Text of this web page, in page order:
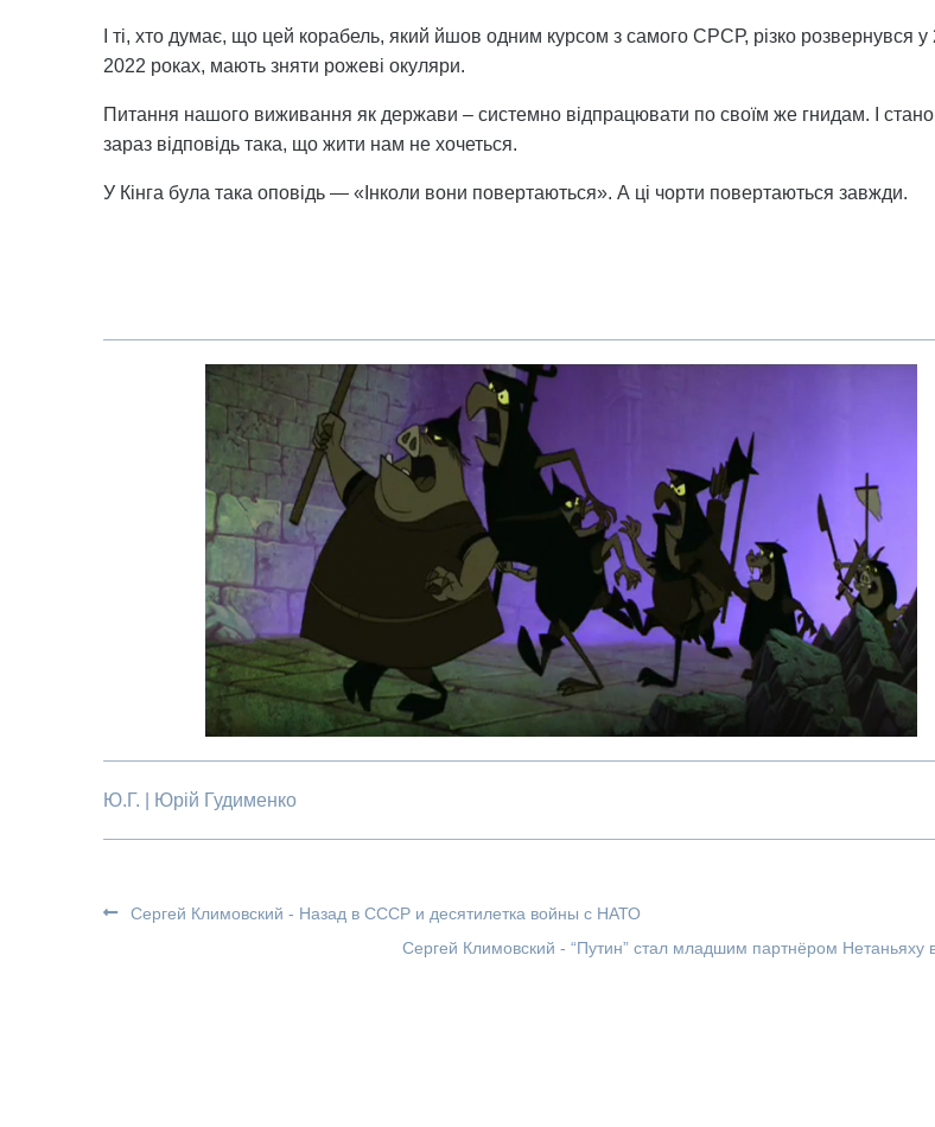
І ті, хто думає, що цей корабель, який йшов одним курсом з самого СРСР, різко розвернувся
2022 роках, мають зняти рожеві окуляри.
Питання нашого виживання як держави – системно відпрацювати по своїм же гнидам. І
зараз відповідь така, що жити нам не хочеться.
У Кінга була така оповідь — «Інколи вони повертаються». А ці чорти повертаються завжди.
Ю.Г. | Юрій Гудименко
Сергей Климовский - Назад в СССР и десятилетка войны с НАТО
Сергей Климовский - “Путин” стал младшим партнёром Нетаньяху